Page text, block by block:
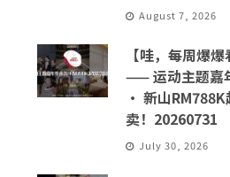
August 7, 2026
【哇，每周爆爆
—— 运动主题嘉
· 新山
卖！20260731
July 30, 2026